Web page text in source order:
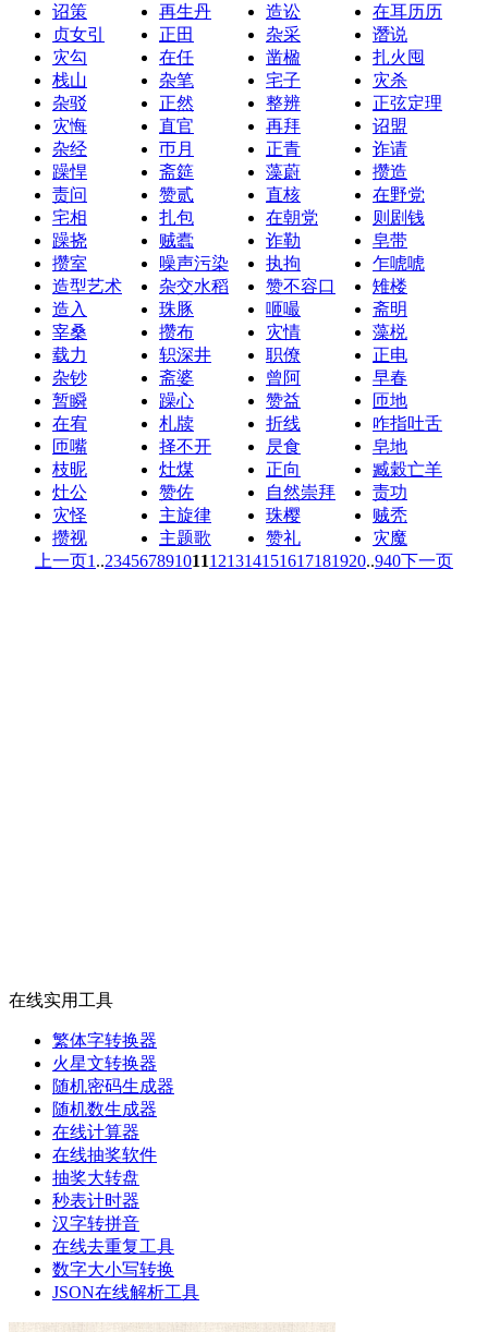
诏策
再生丹 造讼
在耳历历
贞女引
正田 杂采
谮说
灾勾
在任 凿楹
扎火囤
栈山
杂笔 宅子
灾杀
杂驳
正然 整辨
正弦定理
灾悔
直官 再拜
诏盟
杂经
帀月 正青
诈请
躁悍
斋筵 藻蔚
攒造
责问
赞贰 直核
在野党
宅相
扎包 在朝党
则剧钱
躁挠
贼蠹 诈勒
皂带
攒室
噪声污染 执拘
乍唬唬
造型艺术
杂交水稻 赞不容口
雉楼
造入
珠豚 咂嘬
斋明
宰桑
攒布 灾情
藻棁
载力
轵深井 职僚
正电
杂钞
斋婆 曾阿
早春
暂瞬
躁心 赞益
匝地
在宥
札牍 折线
咋指吐舌
匝嘴
择不开 昃食
皂地
枝昵
灶煤 正向
臧穀亡羊
灶公
赞佐 自然崇拜
责功
灾怪
主旋律 珠樱
贼秃
攒视
主题歌 赞礼
灾魔
上一页1 ..234567891011121314151617181920..940下一页
在线实用工具
繁体字转换器
火星文转换器
随机密码生成器
随机数生成器
在线计算器
在线抽奖软件
抽奖大转盘
秒表计时器
汉字转拼音
在线去重复工具
数字大小写转换
JSON在线解析工具